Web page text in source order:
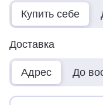
Купить себе
Доставка
Адрес До